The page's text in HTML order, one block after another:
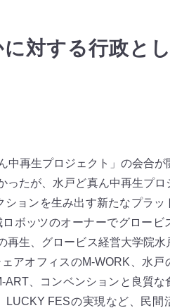
対する行政と
再生プロジェクト」の会合が
たが、水戸ど真ん中再生プロ
ションを生み出す新たなプラッ
ボッツのオーナーでグロービ
生、グロービス経営大学院水
アオフィスのM-WORK、水戸
ART、コンベンションと良質な
LUCKY FESの実現など、民間